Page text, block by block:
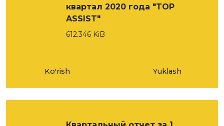
квартал 2020 года "TOP
ASSIST"
612.346 KiB
Ko'rish Yuklash